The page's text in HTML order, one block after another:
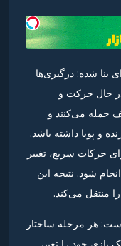
بنا شده: درگیری‌ها
حال حرکت و
حمله می‌کنند و
و پویا داشته باشد.
حرکات سریع، تغییر
شود. نتیجه این
منتقل می‌کند.
هر مرحله ساختار